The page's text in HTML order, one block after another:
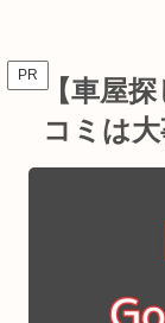
PR 【車屋
コミは